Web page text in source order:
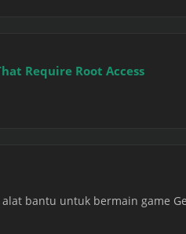
Require Root Access
bantu untuk bermain game